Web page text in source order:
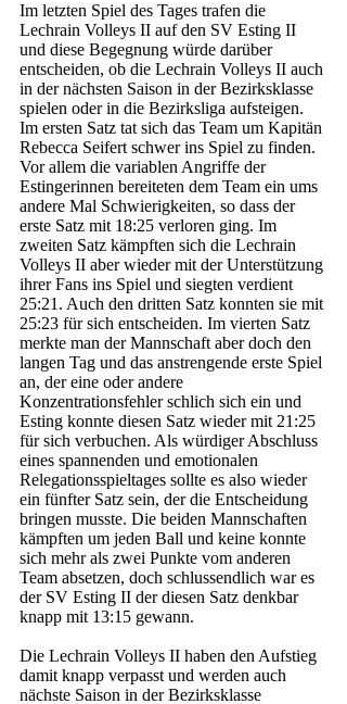
Im letzten Spiel des Tages trafen die
Lechrain Volleys II auf den SV Esting II
und diese Begegnung würde darüber
entscheiden, ob die Lechrain Volleys II auch
in der nächsten Saison in der Bezirksklasse
spielen oder in die Bezirksliga aufsteigen.
Im ersten Satz tat sich das Team um Kapitän
Rebecca Seifert schwer ins Spiel zu finden.
Vor allem die variablen Angriffe der
Estingerinnen bereiteten dem Team ein ums
andere Mal Schwierigkeiten, so dass der
erste Satz mit 18:25 verloren ging. Im
zweiten Satz kämpften sich die Lechrain
Volleys II aber wieder mit der Unterstützung
ihrer Fans ins Spiel und siegten verdient
25:21. Auch den dritten Satz konnten sie mit
25:23 für sich entscheiden. Im vierten Satz
merkte man der Mannschaft aber doch den
langen Tag und das anstrengende erste Spiel
an, der eine oder andere
Konzentrationsfehler schlich sich ein und
Esting konnte diesen Satz wieder mit 21:25
für sich verbuchen. Als würdiger Abschluss
eines spannenden und emotionalen
Relegationsspieltages sollte es also wieder
ein fünfter Satz sein, der die Entscheidung
bringen musste. Die beiden Mannschaften
kämpften um jeden Ball und keine konnte
sich mehr als zwei Punkte vom anderen
Team absetzen, doch schlussendlich war es
der SV Esting II der diesen Satz denkbar
knapp mit 13:15 gewann.
Die Lechrain Volleys II haben den Aufstieg
damit knapp verpasst und werden auch
nächste Saison in der Bezirksklasse